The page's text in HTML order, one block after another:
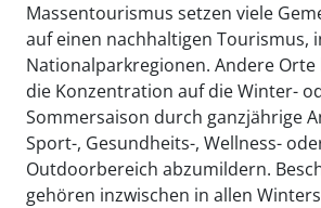
Massentourismus setzen viele
auf einen nachhaltigen Tourismus,
Nationalparkregionen. Andere Orte
die Konzentration auf die Winter-
Sommersaison durch ganzjährige
Sport-, Gesundheits-, Wellness-
Outdoorbereich abzumildern.
gehören inzwischen in allen